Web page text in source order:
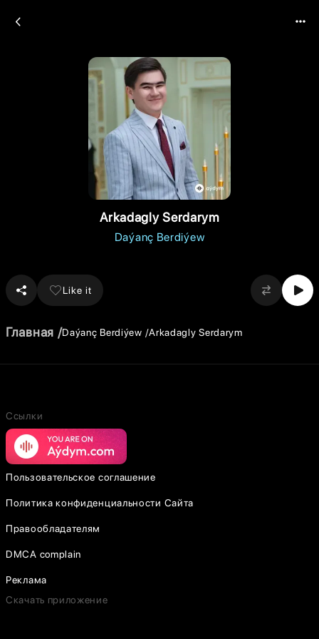
Arkadagly Serdarym
Daýanç Berdiýew
Like it
Главная Daýanç Berdiýew Arkadagly Serdarym
Ссылки
Пользовательское соглашение
Политика конфиденциальности Сайта
Правообладателям
DMCA complain
Реклама
Скачать приложение